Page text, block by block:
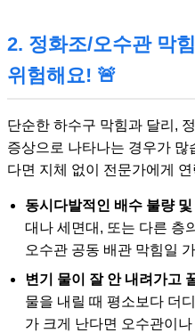
2. 정화조/오수관 막
위험해요! 🚨
단순한 하수구 막힘과 달리,
증상으로 나타나는 경우가 많
다면 지체 없이 전문가에게
동시다발적인 배수 불량
대나 세면대, 또는 다른 층
오수관 공동 배관 막힘일
변기 물이 잘 안 내려가고
물을 내릴 때 평소보다 더
가 크게 난다면 오수관이